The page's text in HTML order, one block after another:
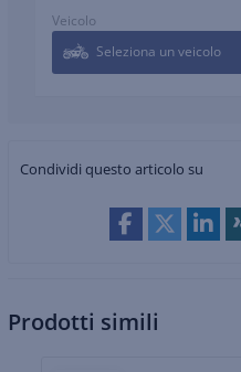
Veicolo
Seleziona un veicolo
Condividi questo articolo su
Prodotti simili